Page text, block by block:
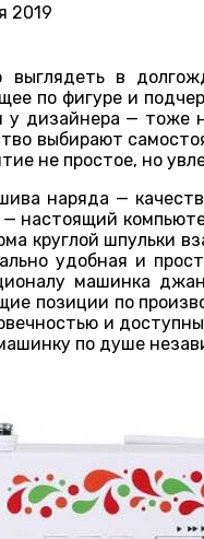
2019
выглядеть в
по фигуре и
у дизайнера — тоже
выбирают
не простое, но
наряда —
настоящий
круглой шпульки
удобная и
машинка
позиции по
и
по душе